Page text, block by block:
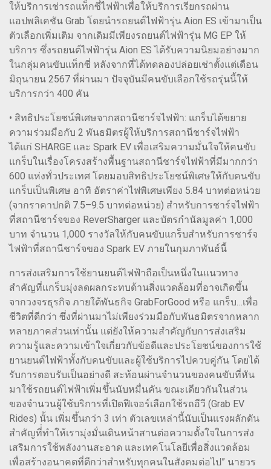
ให้บริการเช่ารถแท็กซี่ไฟฟ้าเพื่อให้บริการเรียกรถผ่าน
แอปพลิเคชัน Grab โดยนำรถยนต์ไฟฟ้ารุ่น Aion ES เข้ามาเป็น
ตัวเลือกเพิ่มเติม จากเดิมมีเพียงรถยนต์ไฟฟ้ารุ่น MG EP ให้
บริการ ซึ่งรถยนต์ไฟฟ้ารุ่น Aion ES ได้รับความนิยมอย่างมาก
ในกลุ่มคนขับแท็กซี่ หลังจากที่ได้ทดลองปล่อยเช่าตั้งแต่เดือน
มิถุนายน 2567 ที่ผ่านมา ปัจจุบันมีคนขับเลือกใช้รถรุ่นนี้ให้
บริการกว่า 400 คัน
• สิทธิประโยชน์พิเศษจากสถานีชาร์จไฟฟ้า: แกร็บได้ขยาย
ความร่วมมือกับ 2 พันธมิตรผู้ให้บริการสถานีชาร์จไฟฟ้า
ได้แก่ SHARGE และ Spark EV เพื่อเสริมความมั่นใจให้คนขับ
แกร็บในเรื่องโครงสร้างพื้นฐานสถานีชาร์จไฟฟ้าที่มีมากกว่า
600 แห่งทั่วประเทศ โดยมอบสิทธิประโยชน์พิเศษให้กับคนขับ
แกร็บเป็นพิเศษ อาทิ อัตราค่าไฟพิเศษเพียง 5.84 บาทต่อหน่วย
(จากราคาปกติ 7.5–9.5 บาทต่อหน่วย) สำหรับการชาร์จไฟฟ้า
ที่สถานีชาร์จของ ReverSharger และบัตรกำนัลมูลค่า 1,000
บาท จำนวน 1,000 รางวัลให้กับคนขับแกร็บสำหรับการชาร์จ
ไฟฟ้าที่สถานีชาร์จของ Spark EV ภายในกุมภาพันธ์นี้
การส่งเสริมการใช้ยานยนต์ไฟฟ้าถือเป็นหนึ่งในแนวทาง
สำคัญที่แกร็บมุ่งลดผลกระทบด้านสิ่งแวดล้อมที่อาจเกิดขึ้น
จากวงจรธุรกิจ ภายใต้พันธกิจ GrabForGood หรือ แกร็บ…เพื่อ
ชีวิตที่ดีกว่า ซึ่งที่ผ่านมาไม่เพียงร่วมมือกับพันธมิตรจากหลาก
หลายภาคส่วนเท่านั้น แต่ยังให้ความสำคัญกับการส่งเสริม
ความรู้และความเข้าใจเกี่ยวกับข้อดีและประโยชน์ของการใช้
ยานยนต์ไฟฟ้าทั้งกับคนขับและผู้ใช้บริการไปควบคู่กัน โดยได้
รับการตอบรับเป็นอย่างดี สะท้อนผ่านจำนวนของคนขับที่หัน
มาใช้รถยนต์ไฟฟ้าเพิ่มขึ้นนับหมื่นคัน ขณะเดียวกันในส่วน
ของจำนวนผู้ใช้บริการที่เปิดฟีเจอร์เลือกใช้รถอีวี (Grab EV
Rides) นั้น เพิ่มขึ้นกว่า 3 เท่า ตัวเลขเหล่านี้นับเป็นแรงผลักดัน
สำคัญที่่ทำให้เรามุ่งมั่นเดินหน้าสานต่อความตั้งใจในการส่ง
เสริมการใช้พลังงานสะอาด และเทคโนโลยีเพื่อสิ่งแวดล้อม
เพื่อสร้างอนาคตที่ดีกว่าสำหรับทุกคนในสังคมต่อไป” นายวร